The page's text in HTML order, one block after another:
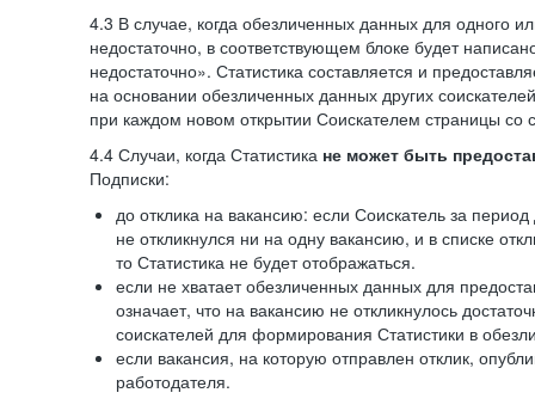
4.3 В случае, когда обезличенных данных для одного
недостаточно, в соответствующем блоке будет
недостаточно». Статистика составляется и
на основании обезличенных данных других
при каждом новом открытии Соискателем страницы со
4.4 Случаи, когда Статистика не может быть
Подписки:
до отклика на вакансию: если Соискатель за период
не откликнулся ни на одну вакансию, и в списке
то Статистика не будет отображаться.
если не хватает обезличенных данных для
означает, что на вакансию не откликнулось
соискателей для формирования Статистики в
если вакансия, на которую отправлен отклик,
работодателя.